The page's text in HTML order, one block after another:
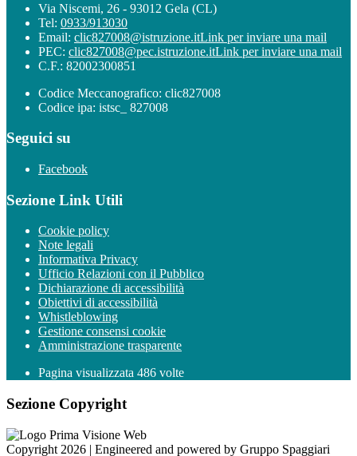
Via Niscemi, 26 - 93012 Gela (CL)
Tel: 0933/913030
Email: clic827008@istruzione.itLink per inviare una mail
PEC: clic827008@pec.istruzione.itLink per inviare una mail
C.F.: 82002300851
Codice Meccanografico: clic827008
Codice ipa: istsc_ 827008
Seguici su
Facebook
Sezione Link Utili
Cookie policy
Note legali
Informativa Privacy
Ufficio Relazioni con il Pubblico
Dichiarazione di accessibilità
Obiettivi di accessibilità
Whistleblowing
Gestione consensi cookie
Amministrazione trasparente
Pagina visualizzata 486 volte
Sezione Copyright
Copyright 2026 | Engineered and powered by Gruppo Spaggiari